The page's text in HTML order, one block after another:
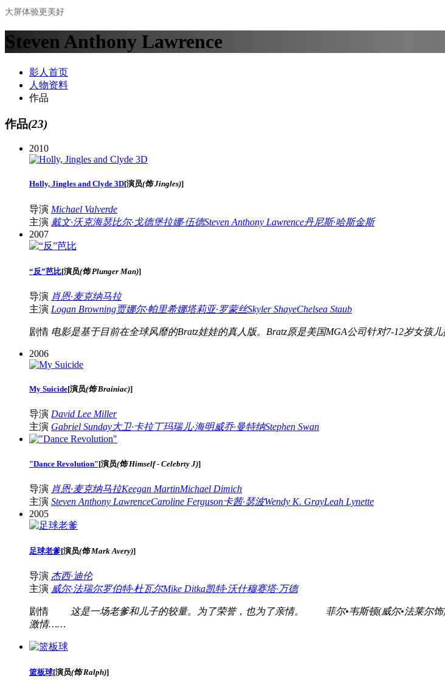
大屏体验更美好
Steven Anthony Lawrence
影人首页
人物资料
作品
作品(23)
2010
Holly, Jingles and Clyde 3D[演员(饰 Jingles)]
导演 Michael Valverde
主演 戴文·沃克海瑟比尔·戈德堡拉娜·伍德Steven Anthony Lawrence丹尼斯·哈斯金斯
2007
“反”芭比[演员(饰 Plunger Man)]
导演 肖恩·麦克纳马拉
主演 Logan Browning贾娜尔·帕里希娜塔莉亚·罗蒙丝Skyler ShayeChelsea Staub
剧情 电影是基于目前在全球风靡的Bratz娃娃的真人版。Bratz原是美国MGA公司针对7-12岁女孩
2006
My Suicide[演员(饰 Brainiac)]
导演 David Lee Miller
主演 Gabriel Sunday大卫·卡拉丁玛瑞儿·海明威乔·曼特纳Stephen Swan
"Dance Revolution"[演员(饰 Himself - Celebrty J)]
导演 肖恩·麦克纳马拉Keegan MartinMichael Dimich
主演 Steven Anthony LawrenceCaroline Ferguson卡茜·瑟波Wendy K. GrayLeah Lynette
2005
足球老爹[演员(饰 Mark Avery)]
导演 杰西·迪伦
主演 威尔·法瑞尔罗伯特·杜瓦尔Mike Ditka凯特·沃什穆赛塔·万德
剧情
这是一场老爹和儿子的较量。为了荣誉，也为了亲情。 菲尔•韦斯顿(威尔•法莱尔饰)
激情……
篮板球[演员(饰 Ralph)]